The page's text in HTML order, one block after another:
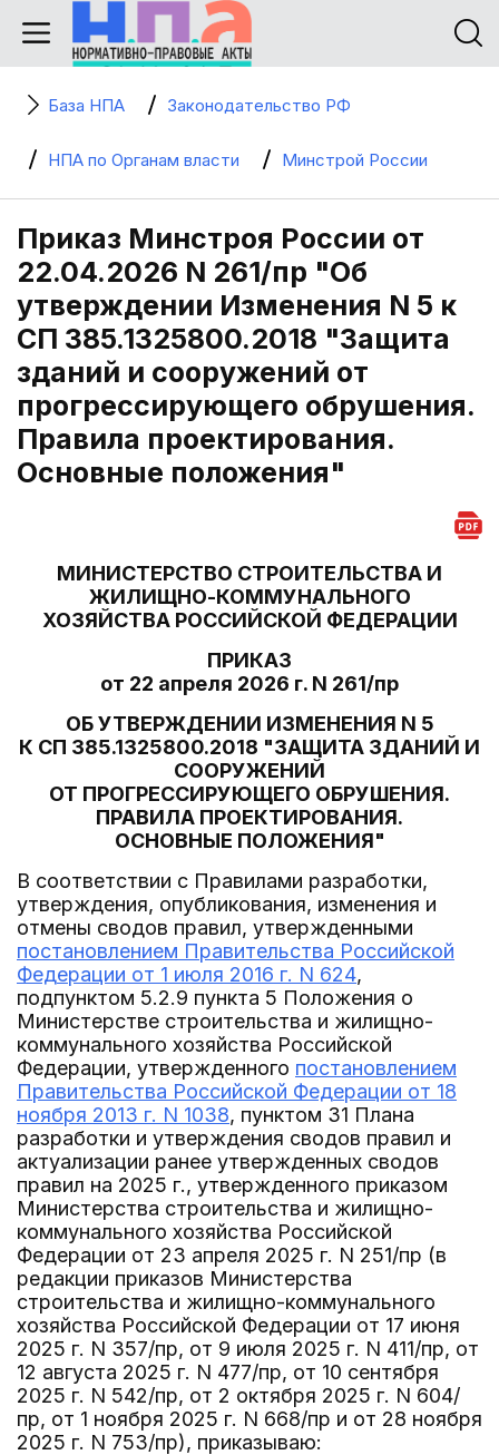
База НПА Законодательство РФ
НПА по Органам власти Минстрой России
Приказ Минстроя России от
22.04.2026 N 261/пр "Об
утверждении Изменения N 5 к
СП 385.1325800.2018 "Защита
зданий и сооружений от
прогрессирующего обрушения.
Правила проектирования.
Основные положения"
МИНИСТЕРСТВО СТРОИТЕЛЬСТВА И
ЖИЛИЩНО-КОММУНАЛЬНОГО
ХОЗЯЙСТВА РОССИЙСКОЙ ФЕДЕРАЦИИ
ПРИКАЗ
от 22 апреля 2026 г. N 261/пр
ОБ УТВЕРЖДЕНИИ ИЗМЕНЕНИЯ N 5
К СП 385.1325800.2018 "ЗАЩИТА ЗДАНИЙ И
СООРУЖЕНИЙ
ОТ ПРОГРЕССИРУЮЩЕГО ОБРУШЕНИЯ.
ПРАВИЛА ПРОЕКТИРОВАНИЯ.
ОСНОВНЫЕ ПОЛОЖЕНИЯ"
В соответствии с Правилами разработки,
утверждения, опубликования, изменения и
отмены сводов правил, утвержденными
постановлением Правительства Российской
Федерации от 1 июля 2016 г. N 624,
подпунктом 5.2.9 пункта 5 Положения о
Министерстве строительства и жилищно-
коммунального хозяйства Российской
Федерации, утвержденного постановлением
Правительства Российской Федерации от 18
ноября 2013 г. N 1038, пунктом 31 Плана
разработки и утверждения сводов правил и
актуализации ранее утвержденных сводов
правил на 2025 г., утвержденного приказом
Министерства строительства и жилищно-
коммунального хозяйства Российской
Федерации от 23 апреля 2025 г. N 251/пр (в
редакции приказов Министерства
строительства и жилищно-коммунального
хозяйства Российской Федерации от 17 июня
2025 г. N 357/пр, от 9 июля 2025 г. N 411/пр, от
12 августа 2025 г. N 477/пр, от 10 сентября
2025 г. N 542/пр, от 2 октября 2025 г. N 604/
пр, от 1 ноября 2025 г. N 668/пр и от 28 ноября
2025 г. N 753/пр), приказываю: